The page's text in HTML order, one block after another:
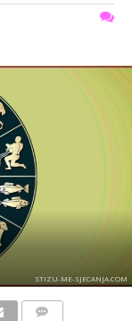
STIZU-ME-SJECANJA.COM